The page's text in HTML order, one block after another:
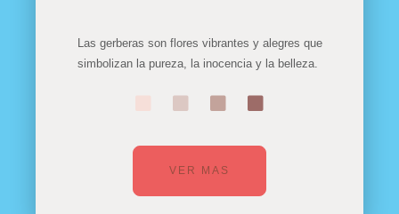
Las gerberas son flores vibrantes y alegres que
simbolizan la pureza, la inocencia y la belleza.
VER MAS